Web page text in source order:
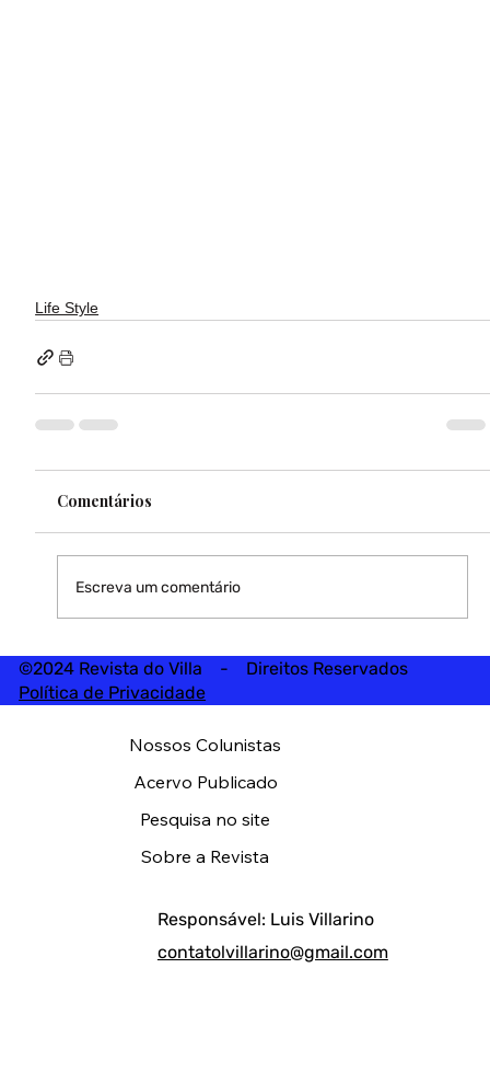
Life Style
Comentários
Escreva um comentário
©2024 Revista do Villa - Direitos Reservados
Política de Privacidade
Responsável: Luis Villarino
contatolvillarino@gmail.com
Nossos Colunistas
Acervo Publicado
Pesquisa no site
Sobre a Revista